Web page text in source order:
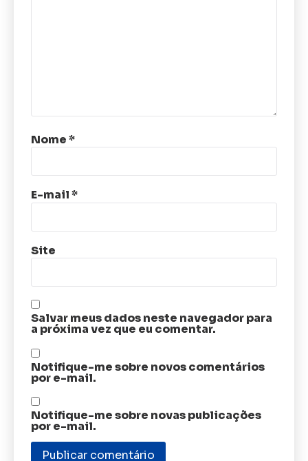
Nome*
E-mail*
Site
Salvar meus dados neste navegador para
a próxima vez que eu comentar.
Notifique-me sobre novos comentários
por e-mail.
Notifique-me sobre novas publicações
por e-mail.